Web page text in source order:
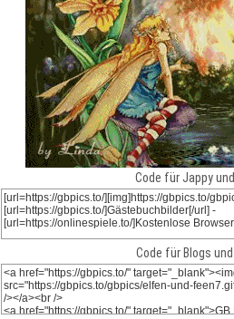
Code für Jappy und
Code für Blogs und